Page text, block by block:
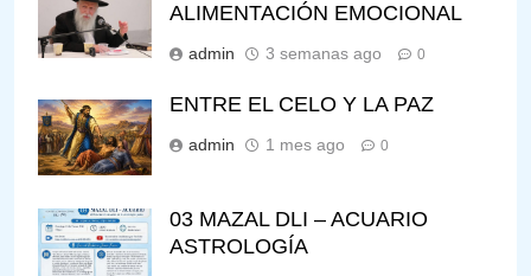
ALIMENTACIÓN EMOCIONAL
admin 3 semanas ago 0
ENTRE EL CELO Y LA PAZ
admin 1 mes ago 0
03 MAZAL DLI – ACUARIO
ASTROLOGÍA